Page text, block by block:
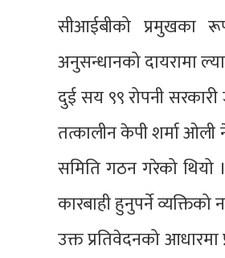
सीआईबीको प्रमुखका
अनुसन्धानको दायरामा
दुई सय ९९ रोपनी सरकारी
तत्कालीन केपी शर्मा ओली
समिति गठन गरेको थियो
कारबाही हुनुपर्ने
उक्त प्रतिवेदनको